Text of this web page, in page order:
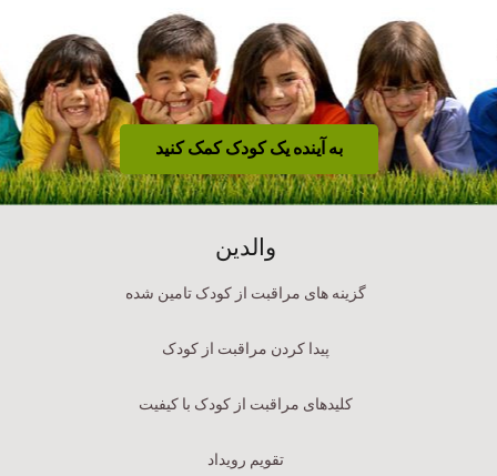
به آینده یک کودک کمک کنید
والدین
گزینه های مراقبت از کودک تامین شده
پیدا کردن مراقبت از کودک
کلیدهای مراقبت از کودک با کیفیت
تقویم رویداد